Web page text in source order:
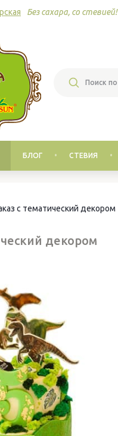
Без сахара, со стевией!
БЛОГ СТЕВИЯ
с тематический декором
декором